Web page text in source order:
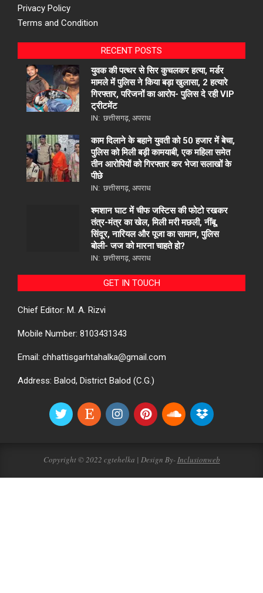
Privacy Policy
Terms and Condition
RECENT POSTS
युवक की पत्थर से सिर कुचलकर हत्या, मर्डर
मामले में पुलिस ने किया बड़ा खुलासा, 2 हत्यारे
गिरफ्तार, परिजनों का आरोप- पुलिस दे रही VIP
ट्रीटमेंट
IN: छत्तीसगढ़, अपराध
काम दिलाने के बहाने युवती को 50 हजार में बेचा,
पुलिस को मिली बड़ी कामयाबी, एक महिला समेत
तीन आरोपियों को गिरफ्तार कर भेजा सलाखों के
पीछे
IN: छत्तीसगढ़, अपराध
श्मशान घाट में चीफ जस्टिस की फोटो रखकर
तंत्र-मंत्र का खेल, मिली मरी मछली, नींबू,
सिंदूर, नारियल और पूजा का सामान, पुलिस
बोली- जज को मारना चाहते हो?
IN: छत्तीसगढ़, अपराध
GET IN TOUCH
Chief Editor: M. A. Rizvi
Mobile Number: 8103431343
Email: chhattisgarhtahalka@gmail.com
Address: Balod, District Balod (C.G.)
Copyright © 2022 cgtehelka | Design By-Inclusionweb